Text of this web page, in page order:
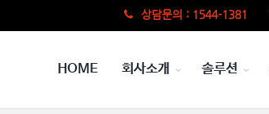
상담문의 : 1544-1381
HOME 회사소개 솔루션